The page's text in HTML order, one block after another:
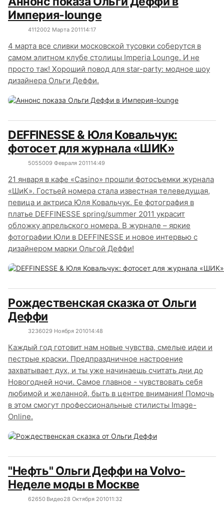
Империя-lounge
4112002 Марта 201114:17
4 марта все сливки московской тусовки соберутся в
самом элитном клубе столицы Imperia Lounge. И не
просто так! Хороший повод для star-party: модное шоу
дизайнера Ольги Деффи.
DEFFINESSE & Юля Ковальчук:
фотосет для журнала «ШИК»
5055009 Февраля 201114:49
21 января в кафе «Casino» прошли фотосъемки журнала
«ШиК». Гостьей номера стала известная телеведущая,
певица и актриса Юля Ковальчук. Ее фотография в
платье DEFFINESSE spring/summer 2011 украсит
обложку апрельского номера. В журнале – яркие
фотографии Юли в DEFFINESSE и новое интервью с
дизайнером марки Ольгой Деффи!
Рождественская сказка от Ольги
Деффи
3236029 Ноября 201014:48
Каждый год готовит нам новые чувства, смелые идеи и
пестрые краски. Предпраздничное настроение
захватывает дух, и ты уже начинаешь считать дни до
Новогодней ночи. Самое главное - чувствовать себя
любимой и желанной, быть в центре внимания! Помочь
в этом смогут профессиональные стилисты Image-
Online.
"Нефть" Ольги Деффи на Volvo-
Неделе моды в Москве
62650 Видео28 Октября 201011:32